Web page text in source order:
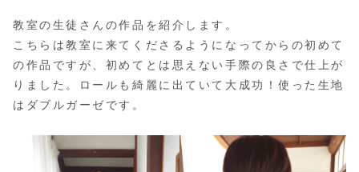
教室の生徒さんの作品を紹介します。
こちらは教室に来てくださるようになってからの初めて
の作品ですが、初めてとは思えない手際の良さで仕上が
りました。ロールも綺麗に出ていて大成功！使った生地
はダブルガーゼです。